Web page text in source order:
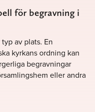
för begravning i
av plats. En
kyrkans ordning kan
begravningar
eller andra